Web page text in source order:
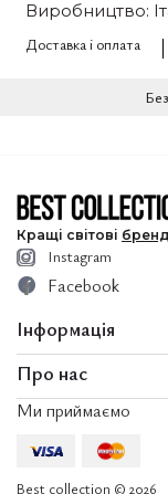
Виробництво:
Доставка і оплата
Кращі світові
Про нас
Послуги
Інформація
Доставка і оплата
Instagram
Facebook
Best collection © 2026
Ми приймаємо